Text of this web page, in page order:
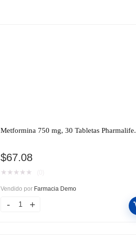
Metformina 750 mg, 30 Tabletas Pharmalife.
$67.08
★ ★ ★ ★ ★
Vendido por Farmacia Demo